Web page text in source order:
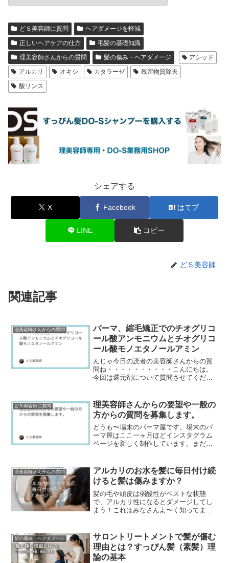
どＳ美容師に質問
ヘアダメージを軽減
正しいヘアケアの仕方
毛髪の基礎知識
理美容師さんからの質問
髪の傷み・ヘアダメージ
アシッド
アルカリ
オキシ カタラーゼ
残留物質除去
酸リンス
シェアする
X Facebook はてブ
LINE コピー
どＳ美容師
関連記事
理美容師さんからの質問
パーマ、縮毛矯正でのチオグリコ
ール酸アンモニウムとチオグリコ
ール酸モノエタノールアミン
んじゃ今日の読者の美容師さんからの質
問ね・・・・・・・・・・こんにちは。
今回は還元剤について質問させてくださ
塩の状態で存在してい...
どＳ美容師に質問
理美容師さんからの要望や一般の
方からの質問を募集します。
どうも〜場末のパーマ屋です。場末のパ
ーマ屋はここ一ヶ月ほどインスタグラム
ページを新しく制作しています。まだま
日記のインスタグラ...
理美容師さんからの質問
アルカリのお水を髪に毎日付け続
けると髪は傷みますか？
髪の毛や頭皮は弱酸性がベストな状態
で、アルカリ性になるとダメージしてし
まう！これはみなさんよ〜く知ってます
りパーマや縮毛矯正を効...
髪の傷み・ヘアダメージ
サロントリートメントで髪が傷む
理由とは？すっぴん髪（素髪）理
論の基本